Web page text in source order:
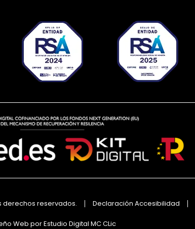
derechos reservados. Declaración Accesibilidad
Web por Estudio Digital MC CLic